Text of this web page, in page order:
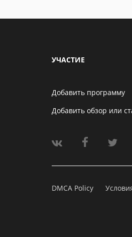
УЧАСТИЕ
Добавить программу
Добавить обзор или
DMCA Policy